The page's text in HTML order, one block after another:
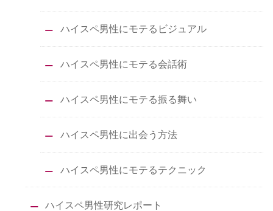
ハイスペ男性にモテるビジュアル
ハイスペ男性にモテる会話術
ハイスペ男性にモテる振る舞い
ハイスペ男性に出会う方法
ハイスペ男性にモテるテクニック
ハイスペ男性研究レポート